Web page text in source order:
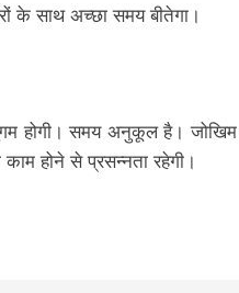
के साथ अच्‍छा समय बीतेगा।
सुगम होगी। समय अनुकूल है।
होने से प्रसन्नता रहेगी।